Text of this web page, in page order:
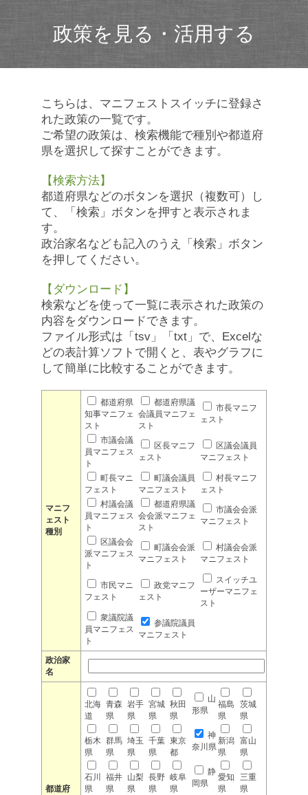
政策を見る・活用する
こちらは、マニフェストスイッチに登録さ
れた政策の一覧です。
ご希望の政策は、検索機能で種別や都道府
県を選択して探すことができます。
【検索方法】
都道府県などのボタンを選択（複数可）し
て、「検索」ボタンを押すと表示されま
す。
政治家名なども記入のうえ「検索」ボタン
を押してください。
【ダウンロード】
検索などを使って一覧に表示された政策の
内容をダウンロードできます。
ファイル形式は「tsv」「txt」で、Excelな
どの表計算ソフトで開くと、表やグラフに
して簡単に比較することができます。
マニフ
ェスト
種別
都道府県
知事マニフェ
スト
都道府県議
会議員マニフェ
スト
市長マニフ
ェスト
市議会議
員マニフェス
ト
区長マニフ
ェスト
区議会議員
マニフェスト
町長マニ
フェスト
町議会議員
マニフェスト
村長マニフ
ェスト
村議会議
員マニフェス
ト
都道府県議
会会派マニフェ
スト
市議会会派
マニフェスト
区議会会
派マニフェス
ト
町議会会派
マニフェスト
村議会会派
マニフェスト
市民マニ
フェスト
政党マニフ
ェスト
スイッチユ
ーザーマニフェ
スト
衆議院議
員マニフェス
ト
参議院議員
マニフェスト
政治家
名
都道府
北海
道
青森
県
岩手
県
宮城
県
秋田
県
山
形県
福島
県
茨城
県
栃木
県
群馬
県
埼玉
県
千葉
県
東京
都
神
奈川県
新潟
県
富山
県
石川
県
福井
県
山梨
県
長野
県
岐阜
県
静
岡県
愛知
県
三重
県